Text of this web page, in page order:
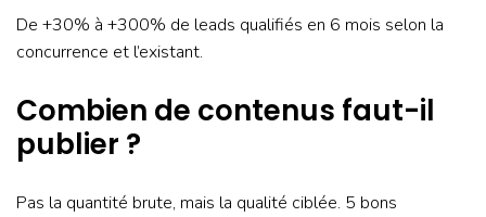
De +30% à +300% de leads qualifiés en 6 mois selon la
concurrence et l’existant.
Combien de contenus faut-il
publier ?
Pas la quantité brute, mais la qualité ciblée. 5 bons